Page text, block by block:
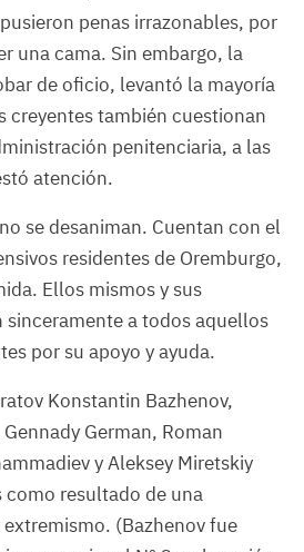
penas irrazonables, por
una cama. Sin embargo, la
de oficio, levantó la mayoría
creyentes también cuestionan
penitenciaria, a las
atención.
se desaniman. Cuentan con el
residentes de Oremburgo,
Ellos mismos y sus
sinceramente a todos aquellos
por su apoyo y ayuda.
Konstantin Bazhenov,
German, Roman
y Aleksey Miretskiy
resultado de una
(Bazhenov fue